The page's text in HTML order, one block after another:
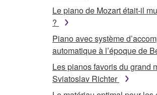
Le piano de Mozart était-il
?
Piano avec système
automatique à l’époque de
Les pianos favoris du grand
Sviatoslav Richter